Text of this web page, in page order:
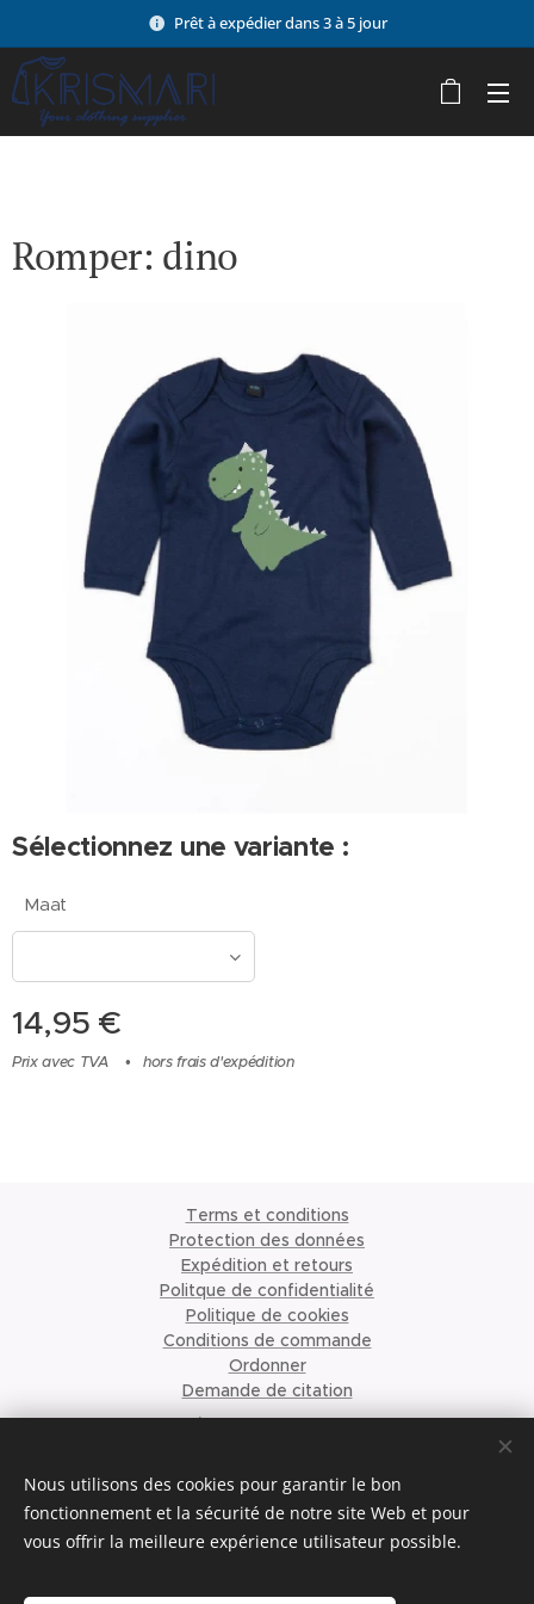
Prêt à expédier dans 3 à 5 jour
Romper: dino
Sélectionnez une variante :
Maat
14,95 €
Prix avec TVA hors frais d'expédition
Terms et conditions
Protection des données
Expédition et retours
Politque de confidentialité
Politique de cookies
Conditions de commande
Ordonner
Demande de citation
©2023 Krismari Clothing Cookies
Langues
Nous utilisons des cookies pour garantir le bon
fonctionnement et la sécurité de notre site Web et pour
vous offrir la meilleure expérience utilisateur possible.